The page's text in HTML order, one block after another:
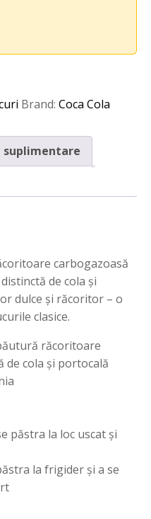
Brand: Coca Cola
carbogazoasă
de cola și
dulce și răcoritor – o
clasice.
răcoritoare
de cola și portocală
păstra la loc uscat și
la frigider și a se